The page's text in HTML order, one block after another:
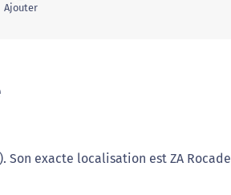
Ajouter
Son exacte localisation est ZA Rocade